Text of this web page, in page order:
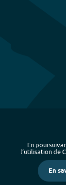
Mentions légales
En
l’utilisation de
En